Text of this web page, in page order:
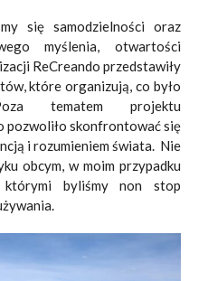
się samodzielności oraz
myślenia, otwartości
ReCreando przedstawiły
które organizują, co było
tematem projektu
pozwoliło skonfrontować się
i rozumieniem świata. Nie
obcym, w moim przypadku
którymi byliśmy non stop